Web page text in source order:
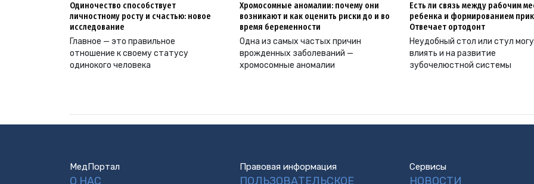
Одиночество способствует
личностному росту и счастью: новое
исследование
Главное — это правильное
отношение к своему статусу
одинокого человека
Хромосомные аномалии: почему они
возникают и как оценить риски до и во
время беременности
Одна из самых частых причин
врожденных заболеваний —
хромосомные аномалии
Есть ли связь между рабочим
ребенка и формированием
Отвечает ортодонт
Неудобный стол или стул
влиять и на развитие
зубочелюстной системы
МедПортал
О НАС
Правовая информация
ПОЛЬЗОВАТЕЛЬСКОЕ
Сервисы
НОВОСТИ